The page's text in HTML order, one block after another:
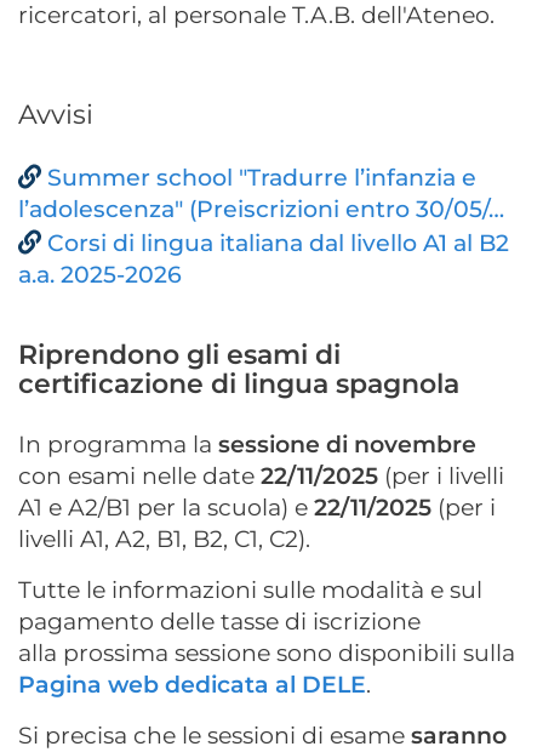
ricercatori, al personale T.A.B. dell'Ateneo.
Avvisi
Summer school "Tradurre l’infanzia e
l’adolescenza" (Preiscrizioni entro 30/05/…
Corsi di lingua italiana dal livello A1 al B2
a.a. 2025-2026
Riprendono gli esami di
certificazione di lingua spagnola
In programma la sessione di novembre
con esami nelle date 22/11/2025 (per i livelli
A1 e A2/B1 per la scuola) e 22/11/2025 (per i
livelli A1, A2, B1, B2, C1, C2).
Tutte le informazioni sulle modalità e sul
pagamento delle tasse di iscrizione
alla prossima sessione sono disponibili sulla
Pagina web dedicata al DELE.
Si precisa che le sessioni di esame saranno